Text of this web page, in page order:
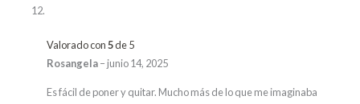
Valorado con5de 5
Rosangela– junio 14, 2025
Es fácil de poner y quitar. Mucho más de lo que me imaginaba